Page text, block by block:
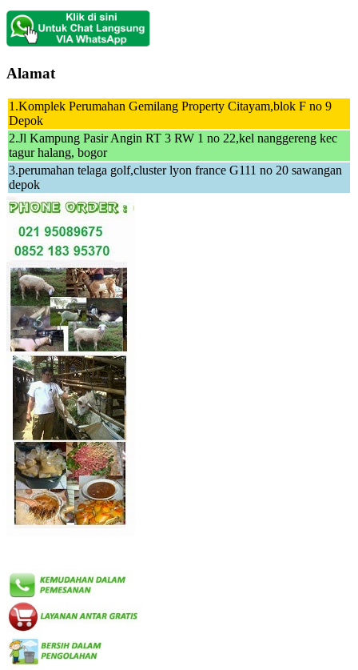
Alamat
1.Komplek Perumahan Gemilang Property Citayam,blok F no 9
Depok
2.Jl Kampung Pasir Angin RT 3 RW 1 no 22,kel nanggereng kec
tagur halang, bogor
3.perumahan telaga golf,cluster lyon france G111 no 20 sawangan
depok